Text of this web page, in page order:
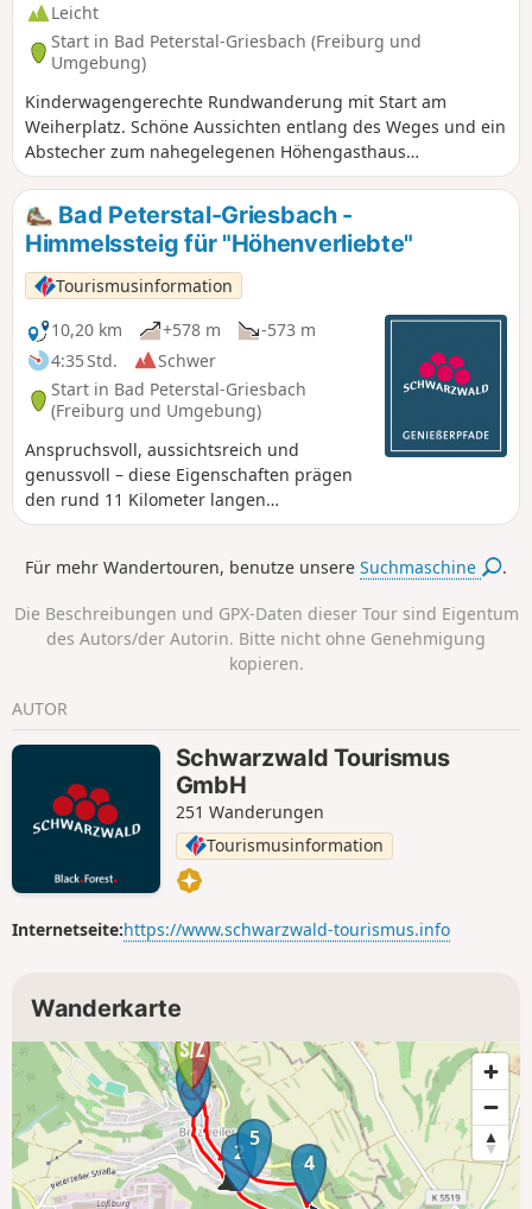
Leicht
Start in Bad Peterstal-Griesbach (Freiburg und
Umgebung)
Kinderwagengerechte Rundwanderung mit Start am
Weiherplatz. Schöne Aussichten entlang des Weges und ein
Abstecher zum nahegelegenen Höhengasthaus
Herbstwasen machen den Weg zum kurzweiligen Erlebnis.
Der Sagenrundweg "D'Lämbi" ist Strecke 9 der insgesamt
32 Ortenauer Sagenrundwege.
Bad Peterstal-Griesbach -
Himmelssteig für "Höhenverliebte"
Tourismusinformation
10,20 km
+578 m
-573 m
4:35 Std.
Schwer
Start in Bad Peterstal-Griesbach
(Freiburg und Umgebung)
Anspruchsvoll, aussichtsreich und
genussvoll – diese Eigenschaften prägen
den rund 11 Kilometer langen
Himmelssteig. Auf dem Weg findet ein
Wurzelwegen durch und an dichten
Für mehr Wandertouren, benutze unsereSuchmaschine .
Die Beschreibungen und GPX-Daten dieser Tour sind Eigentum
des Autors/der Autorin. Bitte nicht ohne Genehmigung
kopieren.
AUTOR
Schwarzwald Tourismus
GmbH
251 Wanderungen
Tourismusinformation
Internetseite:https://www.schwarzwald-tourismus.info
Wanderkarte
1
2 4
5